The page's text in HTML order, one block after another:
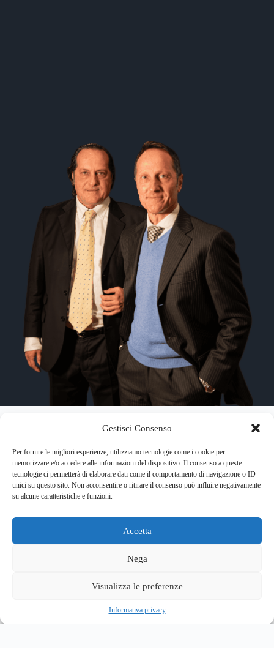
Gestisci Consenso
Per fornire le migliori esperienze, utilizziamo tecnologie come i cookie per
memorizzare e/o accedere alle informazioni del dispositivo. Il consenso a queste
tecnologie ci permetterà di elaborare dati come il comportamento di navigazione o ID
unici su questo sito. Non acconsentire o ritirare il consenso può influire negativamente
su alcune caratteristiche e funzioni.
Accetta
Nega
Visualizza le preferenze
Informativa privacy
Chi siamo
esperienza professionale. Coltiviamo
con passione diverse specializzazioni
nella professione legale ed abbiamo
che è garanzia di connessioni con
con le persone.